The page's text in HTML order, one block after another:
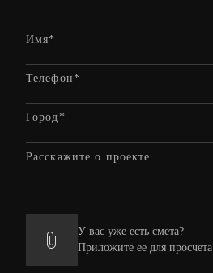
У вас уже есть смета?
Приложите ее для просчета